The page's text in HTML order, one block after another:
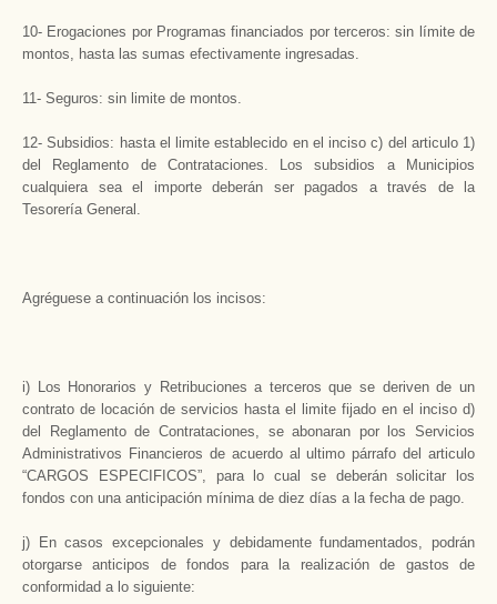
10- Erogaciones por Programas financiados por terceros: sin límite de
montos, hasta las sumas efectivamente ingresadas.
11- Seguros: sin limite de montos.
12- Subsidios: hasta el limite establecido en el inciso c) del articulo 1)
del Reglamento de Contrataciones. Los subsidios a Municipios
cualquiera sea el importe deberán ser pagados a través de la
Tesorería General.
Agréguese a continuación los incisos:
i) Los Honorarios y Retribuciones a terceros que se deriven de un
contrato de locación de servicios hasta el limite fijado en el inciso d)
del Reglamento de Contrataciones, se abonaran por los Servicios
Administrativos Financieros de acuerdo al ultimo párrafo del articulo
“CARGOS ESPECIFICOS”, para lo cual se deberán solicitar los
fondos con una anticipación mínima de diez días a la fecha de pago.
j) En casos excepcionales y debidamente fundamentados, podrán
otorgarse anticipos de fondos para la realización de gastos de
conformidad a lo siguiente: